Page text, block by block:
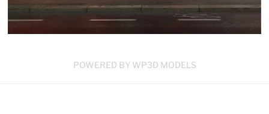
POWERED BY WP3D MODELS